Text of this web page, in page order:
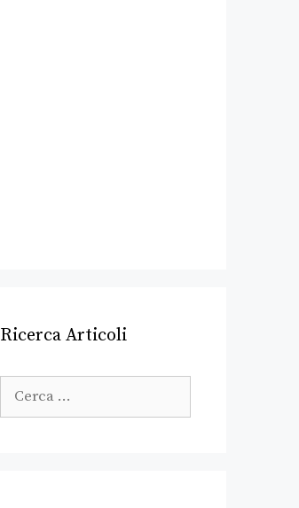
Ricerca Articoli